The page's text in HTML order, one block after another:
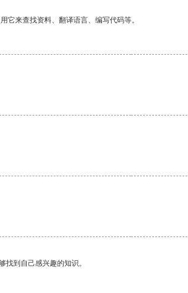
它来查找资料、翻译语言、编写代码等。
到自己感兴趣的知识。